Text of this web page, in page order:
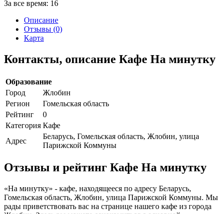
За все время: 16
Описание
Отзывы (0)
Карта
Контакты, описание Кафе На минутку
Образование
Город
Жлобин
Регион
Гомельская область
Рейтинг
0
Категория Кафе
Адрес
Беларусь, Гомельская область, Жлобин, улица
Парижской Коммуны
Отзывы и рейтинг Кафе На минутку
«На минутку» - кафе, находящееся по адресу Беларусь,
Гомельская область, Жлобин, улица Парижской Коммуны. Мы
рады приветствовать вас на странице нашего кафе из города